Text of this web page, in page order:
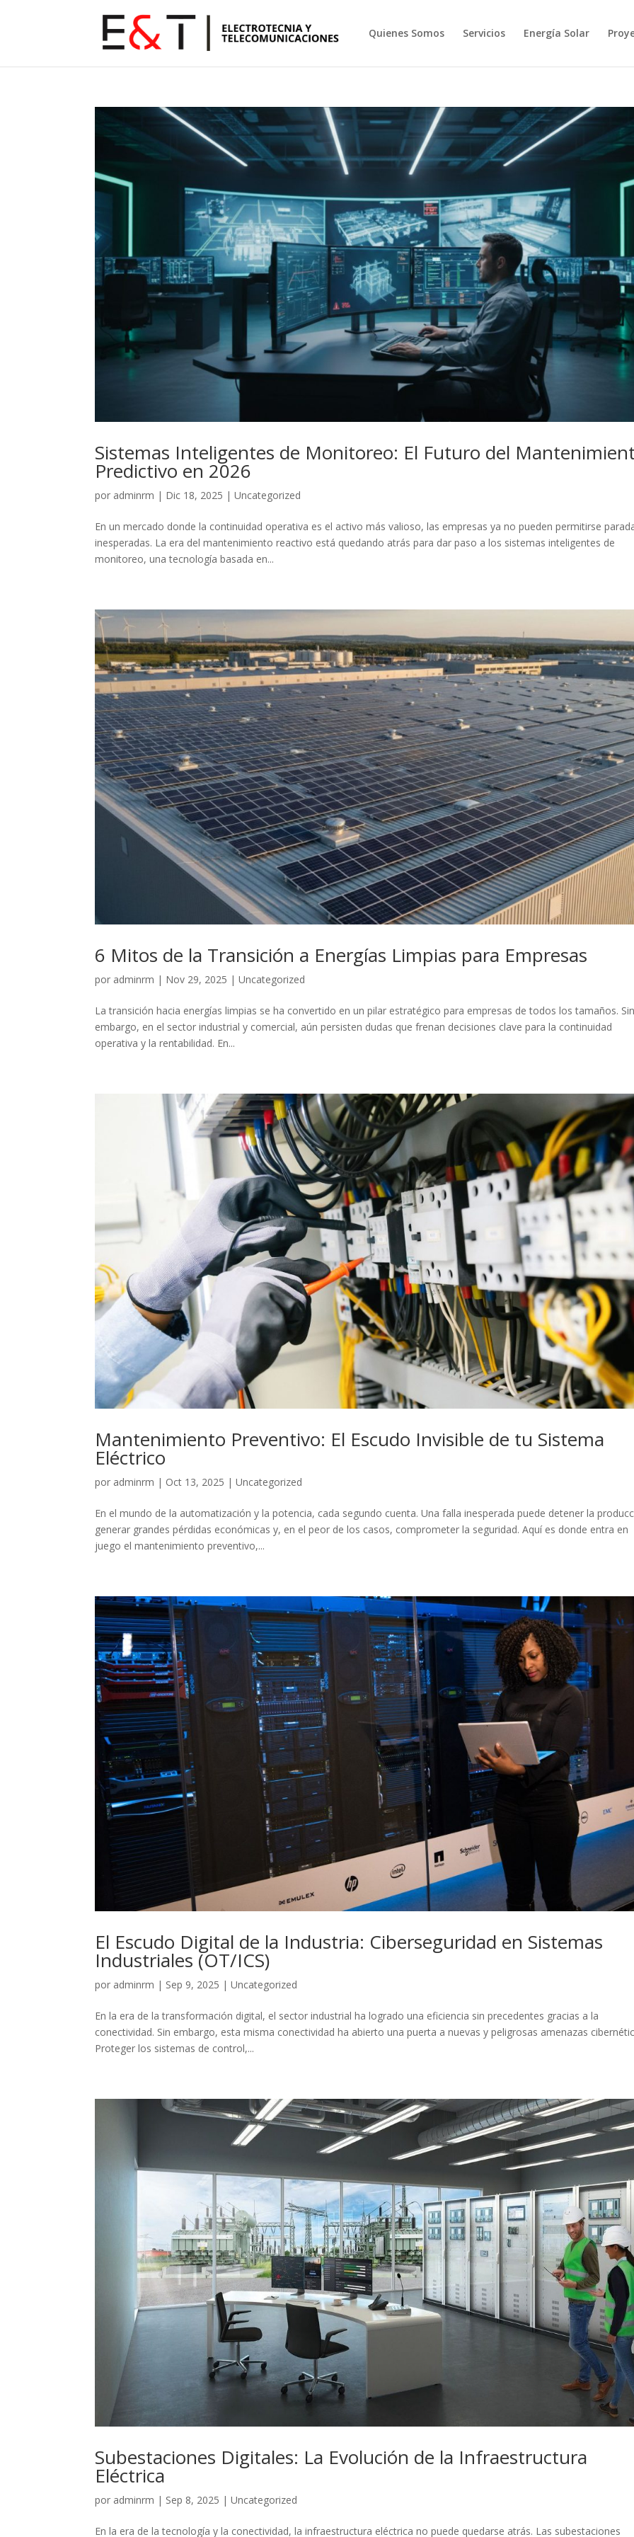
Quienes Somos Servicios Energía Solar
Sistemas Inteligentes de Monitoreo: El Futuro del
Predictivo en 2026
por adminrm | Dic 18, 2025 |Uncategorized
En un mercado donde la continuidad operativa es el activo más valioso, las empresas ya no pueden permitirse
inesperadas. La era del mantenimiento reactivo está quedando atrás para dar paso a los sistemas inteligentes de
monitoreo, una tecnología basada en...
6 Mitos de la Transición a Energías Limpias para Empresas
por adminrm | Nov 29, 2025 |Uncategorized
La transición hacia energías limpias se ha convertido en un pilar estratégico para empresas de todos los tamaños.
embargo, en el sector industrial y comercial, aún persisten dudas que frenan decisiones clave para la continuidad
operativa y la rentabilidad. En...
Mantenimiento Preventivo: El Escudo Invisible de tu Sistema
Eléctrico
por adminrm | Oct 13, 2025 |Uncategorized
En el mundo de la automatización y la potencia, cada segundo cuenta. Una falla inesperada puede detener la
generar grandes pérdidas económicas y, en el peor de los casos, comprometer la seguridad. Aquí es donde entra en
juego el mantenimiento preventivo,...
El Escudo Digital de la Industria: Ciberseguridad en Sistemas
Industriales (OT/ICS)
por adminrm | Sep 9, 2025 |Uncategorized
En la era de la transformación digital, el sector industrial ha logrado una eficiencia sin precedentes gracias a la
conectividad. Sin embargo, esta misma conectividad ha abierto una puerta a nuevas y peligrosas amenazas
Proteger los sistemas de control,...
Subestaciones Digitales: La Evolución de la Infraestructura
Eléctrica
por adminrm | Sep 8, 2025 |Uncategorized
En la era de la tecnología y la conectividad, la infraestructura eléctrica no puede quedarse atrás. Las subestaciones